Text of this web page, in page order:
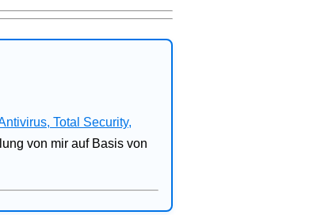
Total Security,
von mir auf Basis von